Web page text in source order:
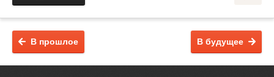
В будущее
В прошлое